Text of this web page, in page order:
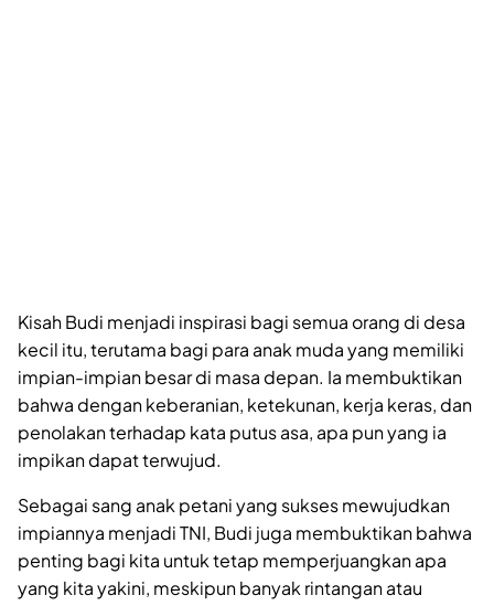
Kisah Budi menjadi inspirasi bagi semua orang di desa
kecil itu, terutama bagi para anak muda yang memiliki
impian-impian besar di masa depan. Ia membuktikan
bahwa dengan keberanian, ketekunan, kerja keras, dan
penolakan terhadap kata putus asa, apa pun yang ia
impikan dapat terwujud.
Sebagai sang anak petani yang sukses mewujudkan
impiannya menjadi TNI, Budi juga membuktikan bahwa
penting bagi kita untuk tetap memperjuangkan apa
yang kita yakini, meskipun banyak rintangan atau